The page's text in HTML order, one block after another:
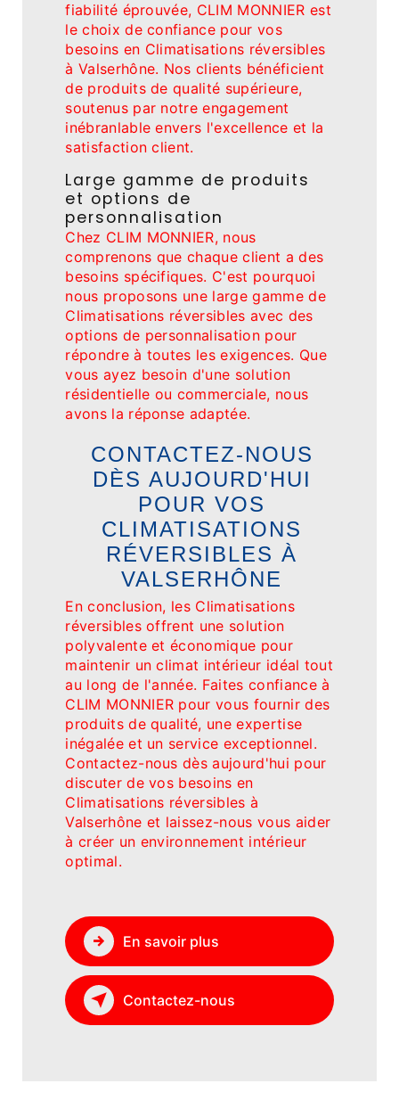
fiabilité éprouvée, CLIM MONNIER est
le choix de confiance pour vos
besoins en Climatisations réversibles
à Valserhône. Nos clients bénéficient
de produits de qualité supérieure,
soutenus par notre engagement
inébranlable envers l'excellence et la
satisfaction client.
Large gamme de produits
et options de
personnalisation
Chez CLIM MONNIER, nous
comprenons que chaque client a des
besoins spécifiques. C'est pourquoi
nous proposons une large gamme de
Climatisations réversibles avec des
options de personnalisation pour
répondre à toutes les exigences. Que
vous ayez besoin d'une solution
résidentielle ou commerciale, nous
avons la réponse adaptée.
CONTACTEZ-NOUS
DÈS AUJOURD'HUI
POUR VOS
CLIMATISATIONS
RÉVERSIBLES À
VALSERHÔNE
En conclusion, les Climatisations
réversibles offrent une solution
polyvalente et économique pour
maintenir un climat intérieur idéal tout
au long de l'année. Faites confiance à
CLIM MONNIER pour vous fournir des
produits de qualité, une expertise
inégalée et un service exceptionnel.
Contactez-nous dès aujourd'hui pour
discuter de vos besoins en
Climatisations réversibles à
Valserhône et laissez-nous vous aider
à créer un environnement intérieur
optimal.
En savoir plus
Contactez-nous